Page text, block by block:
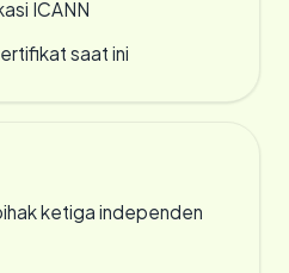
ICANN
saat ini
ketiga independen